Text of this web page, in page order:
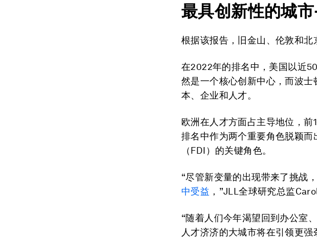
最具创新性的城市
根据该报告，旧金山、伦敦和北
在2022年的排名中，美国以近
然是一个核心创新中心，而波
本、企业和人才。
欧洲在人才方面占主导地位，
排名中作为两个重要角色脱颖
（FDI）的关键角色。
“尽管新变量的出现带来了挑战
中受益 ，”JLL全球研究总监
“随着人们今年渴望回到办公室
人才济济的大城市将在引领更